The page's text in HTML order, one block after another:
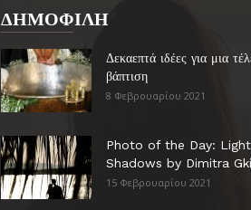
ΔΗΜΟΦΙΛΗ
Δεκαεπτά ιδέες για μια
βάπτιση
8 Φεβρουαρίου 2021
Photo of the Day:
Shadows by Dimitra
15 Φεβρουαρίου 2021